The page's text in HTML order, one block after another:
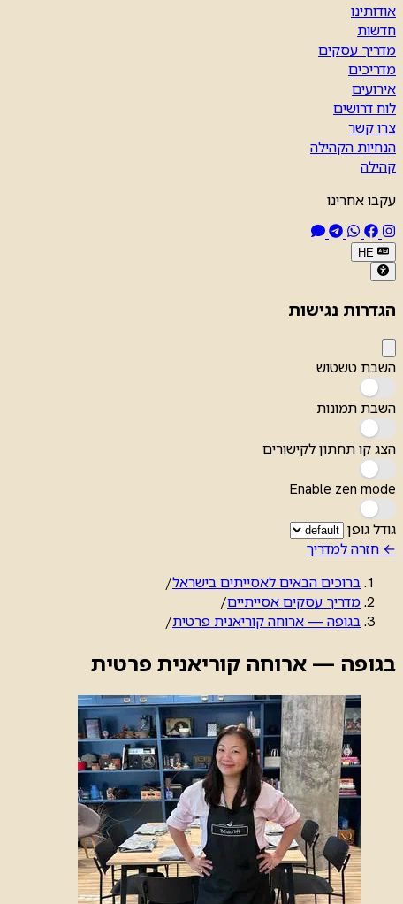
אודותינו
חדשות
מדריך עסקים
מדריכים
אירועים
לוח דרושים
צרו קשר
הנחיות הקהילה
קהילה
עקבו אחרינו
HE
הגדרות נגישות
השבת טשטוש
השבת תמונות
הצג קו תחתון לקישורים
Enable zen mode
גודל גופן
← חזרה למדריך
ברוכים הבאים לאסייתים בישראל/
מדריך עסקים אסייתיים/
בגופה — ארוחה קוריאנית פרטית/
בגופה — ארוחה קוריאנית פרטית